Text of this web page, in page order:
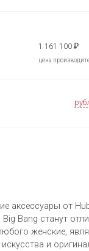
1 161 100 ₽
цена
аксессуары от
Big Bang станут
женские,
и